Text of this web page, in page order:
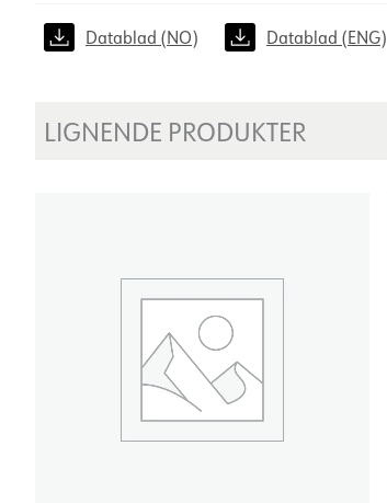
Datablad (NO) Datablad (ENG)
LIGNENDE PRODUKTER